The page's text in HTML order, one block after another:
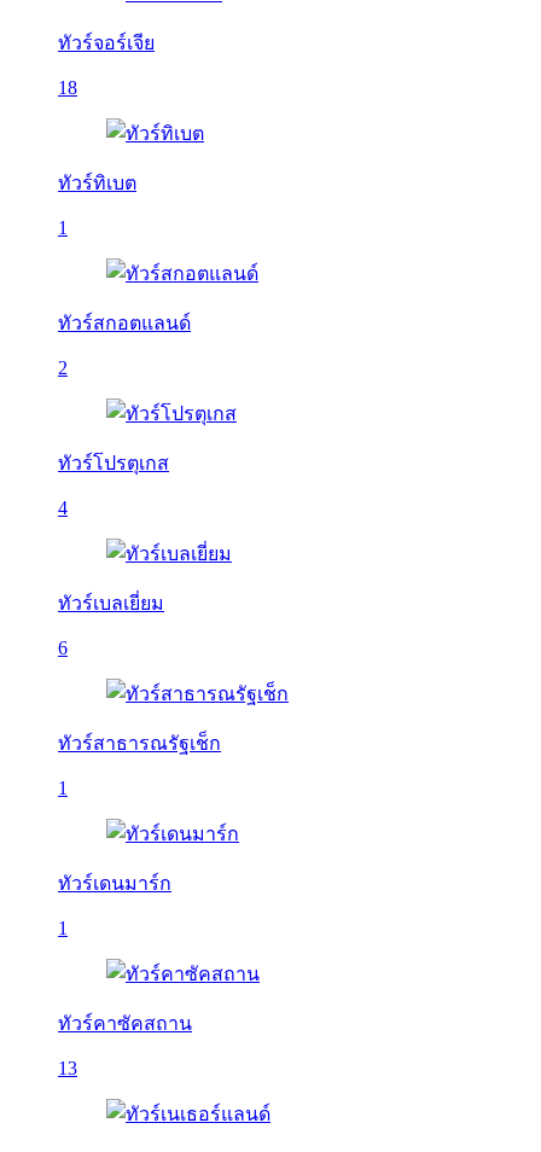
ทัวร์จอร์เจีย
18
ทัวร์ทิเบต
1
ทัวร์สกอตแลนด์
2
ทัวร์โปรตุเกส
4
ทัวร์เบลเยี่ยม
6
ทัวร์สาธารณรัฐเช็ก
1
ทัวร์เดนมาร์ก
1
ทัวร์คาซัคสถาน
13